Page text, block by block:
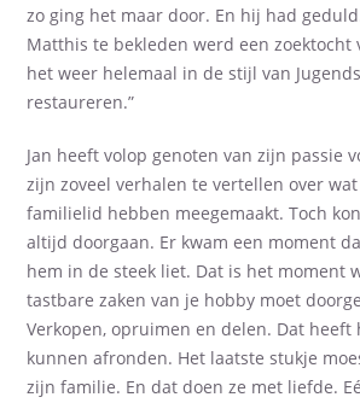
zo ging het maar door. En hij had
Matthis te bekleden werd een zoektocht
het weer helemaal in de stijl van
restaureren.”
Jan heeft volop genoten van zijn passie
zijn zoveel verhalen te vertellen over
familielid hebben meegemaakt. Toch
altijd doorgaan. Er kwam een moment
hem in de steek liet. Dat is het moment
tastbare zaken van je hobby moet
Verkopen, opruimen en delen. Dat
kunnen afronden. Het laatste stukje
zijn familie. En dat doen ze met liefde.